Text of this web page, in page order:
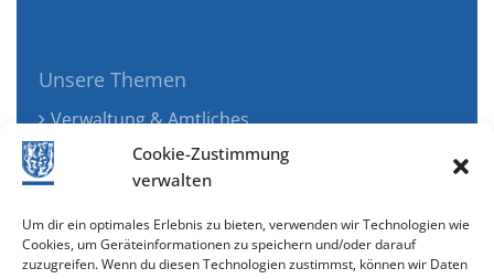
Cookie-Zustimmung
verwalten
Um dir ein optimales Erlebnis zu bieten, verwenden wir Technologien wie
Cookies, um Geräteinformationen zu speichern und/oder darauf
zuzugreifen. Wenn du diesen Technologien zustimmst, können wir Daten
Unsere Themen
Verwaltung & Amtliches
Jugend, Familie & Gesundheit
Tourismus, Freizeit & Ökologie
Wirtschaft & Verkehr
Senioren & Inklusion